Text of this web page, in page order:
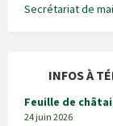
Secrétariat de
INFOS À
Feuille de
24 juin 2026